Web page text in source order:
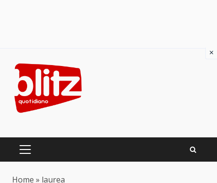
content
PRIMARY
Home » laurea
×